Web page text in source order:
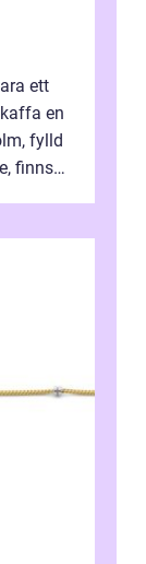
ett
en
fylld
finns